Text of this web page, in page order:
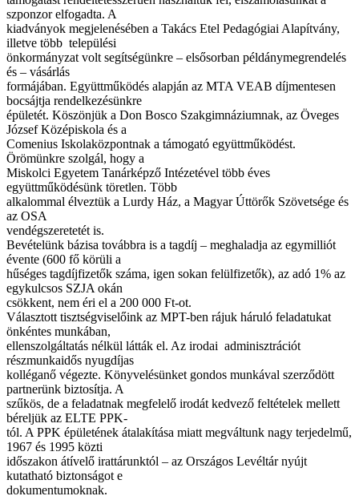
szponzor elfogadta. A
kiadványok megjelenésében a Takács Etel Pedagógiai Alapítvány,
illetve több települési
önkormányzat volt segítségünkre – elsősorban példánymegrendelés
és – vásárlás
formájában. Együttműködés alapján az MTA VEAB díjmentesen
bocsájtja rendelkezésünkre
épületét. Köszönjük a Don Bosco Szakgimnáziumnak, az Öveges
József Középiskola és a
Comenius Iskolaközpontnak a támogató együttműködést.
Örömünkre szolgál, hogy a
Miskolci Egyetem Tanárképző Intézetével több éves
együttműködésünk töretlen. Több
alkalommal élveztük a Lurdy Ház, a Magyar Úttörők Szövetsége és
az OSA
vendégszeretetét is.
Bevételünk bázisa továbbra is a tagdíj – meghaladja az egymilliót
évente (600 fő körüli a
hűséges tagdíjfizetők száma, igen sokan felülfizetők), az adó 1% az
egykulcsos SZJA okán
csökkent, nem éri el a 200 000 Ft-ot.
Választott tisztségviselőink az MPT-ben rájuk háruló feladatukat
önkéntes munkában,
ellenszolgáltatás nélkül látták el. Az irodai adminisztrációt
részmunkaidős nyugdíjas
kolléganő végezte. Könyvelésünket gondos munkával szerződött
partnerünk biztosítja. A
szűkös, de a feladatnak megfelelő irodát kedvező feltételek mellett
béreljük az ELTE PPK-
tól. A PPK épületének átalakítása miatt megváltunk nagy terjedelmű,
1967 és 1995 közti
időszakon átívelő irattárunktól – az Országos Levéltár nyújt
kutatható biztonságot e
dokumentumoknak.